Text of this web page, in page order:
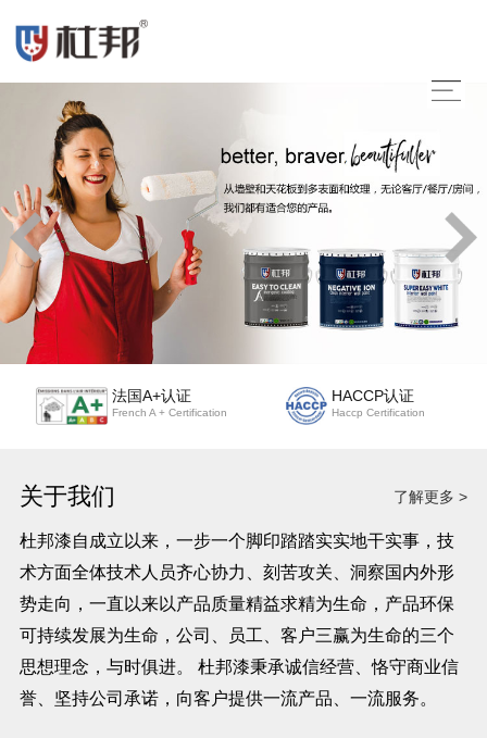
法国A+认证
French A + Certification
HACCP认证
Haccp Certification
关于我们 了解更多 >
杜邦漆自成立以来，一步一个脚印踏踏实实地干实事，技
术方面全体技术人员齐心协力、刻苦攻关、洞察国内外形
势走向，一直以来以产品质量精益求精为生命，产品环保
可持续发展为生命，公司、员工、客户三赢为生命的三个
思想理念，与时俱进。 杜邦漆秉承诚信经营、恪守商业信
誉、坚持公司承诺，向客户提供一流产品、一流服务。